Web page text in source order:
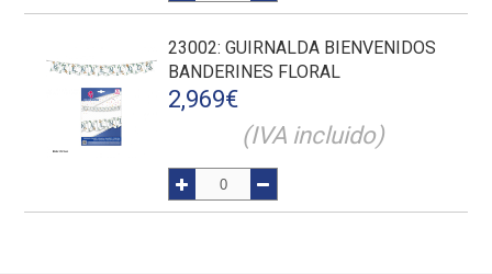
23002: GUIRNALDA BIENVENIDOS
BANDERINES FLORAL
2,969€
(IVA incluido)